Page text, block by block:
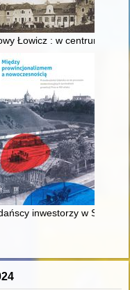
w XVI-
Łowicz : w centrum
Ślązakainwestorzy w